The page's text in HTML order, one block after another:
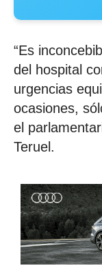
“Es
del hospital
urgencias
ocasiones,
el
Teruel.